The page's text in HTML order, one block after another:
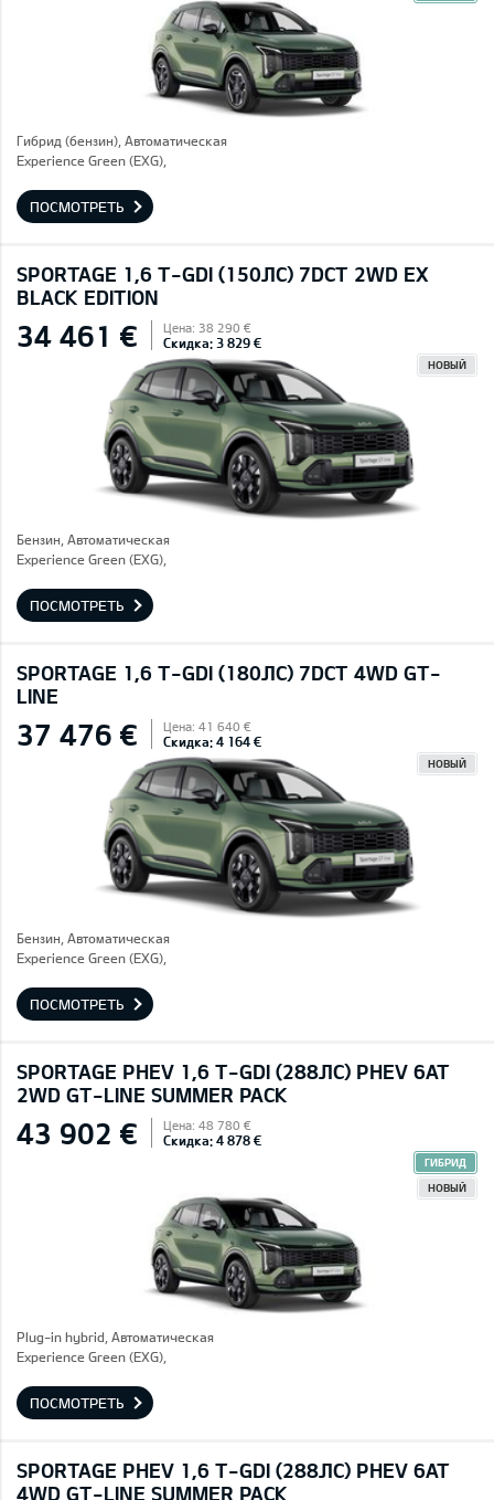
Гибрид (бензин), Автоматическая
Experience Green (EXG),
ПОСМОТРЕТЬ
SPORTAGE 1,6 T-GDI (150ЛС) 7DCT 2WD EX
BLACK EDITION
34 461 € Цена: 38 290 €
Скидка: 3 829 €
НОВЫЙ
Бензин, Автоматическая
Experience Green (EXG),
ПОСМОТРЕТЬ
SPORTAGE 1,6 T-GDI (180ЛС) 7DCT 4WD GT-
LINE
37 476 € Цена: 41 640 €
Скидка: 4 164 €
НОВЫЙ
Бензин, Автоматическая
Experience Green (EXG),
ПОСМОТРЕТЬ
SPORTAGE PHEV 1,6 T-GDI (288ЛС) PHEV 6AT
2WD GT-LINE SUMMER PACK
43 902 € Цена: 48 780 €
Скидка: 4 878 €
ГИБРИД
НОВЫЙ
Plug-in hybrid, Автоматическая
Experience Green (EXG),
ПОСМОТРЕТЬ
SPORTAGE PHEV 1,6 T-GDI (288ЛС) PHEV 6AT
4WD GT-LINE SUMMER PACK